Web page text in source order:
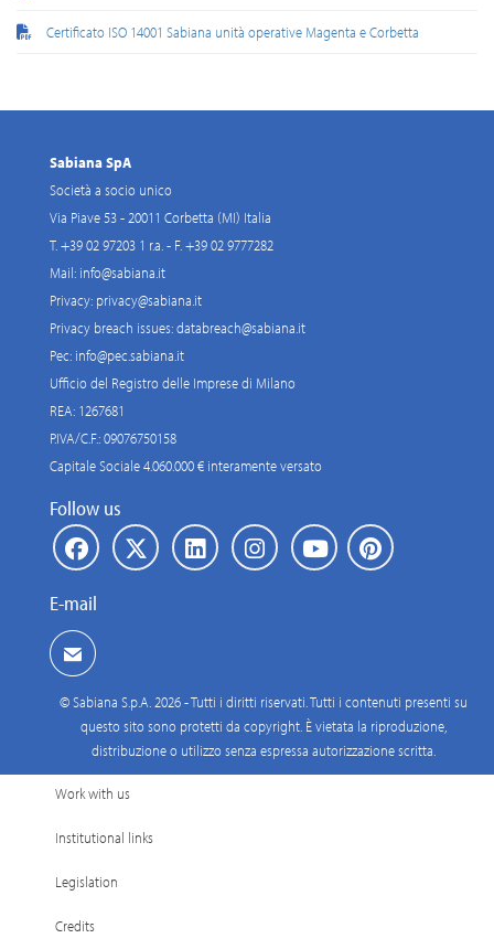
Certificato ISO 14001 Sabiana unità operative Magenta e Corbetta
Sabiana SpA
Società a socio unico
Via Piave 53 - 20011 Corbetta (MI) Italia
T. +39 02 97203 1 r.a. - F. +39 02 9777282
Mail: info@sabiana.it
Privacy: privacy@sabiana.it
Privacy breach issues:databreach@sabiana.it
Pec: info@pec.sabiana.it
Ufficio del Registro delle Imprese di Milano
REA: 1267681
P.IVA/C.F.: 09076750158
Capitale Sociale 4.060.000 € interamente versato
Follow us
E-mail
© Sabiana S.p.A. 2026 - Tutti i diritti riservati. Tutti i contenuti presenti su
questo sito sono protetti da copyright. È vietata la riproduzione,
distribuzione o utilizzo senza espressa autorizzazione scritta.
Work with us
Institutional links
Legislation
Credits